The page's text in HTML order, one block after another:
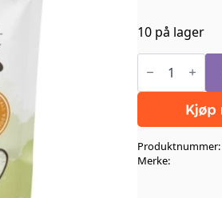
10 på lager
I
love
Cat
Relax
antall
Produktnummer:
Merke: